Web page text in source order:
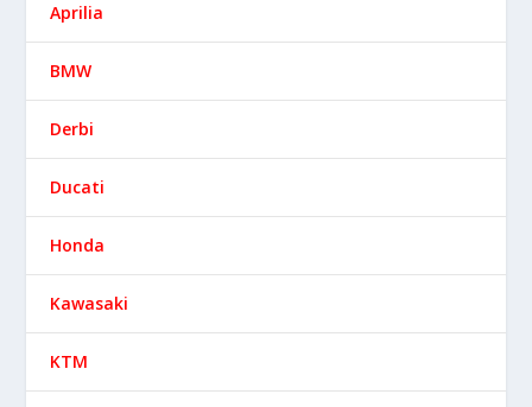
Aprilia
BMW
Derbi
Ducati
Honda
Kawasaki
KTM